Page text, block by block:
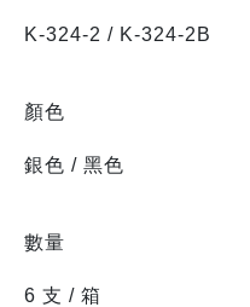
K-324-2 / K-324-2B
顏色
銀色 / 黑色
數量
6 支 / 箱